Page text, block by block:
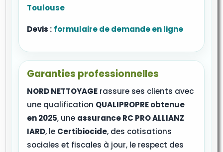
Toulouse
Devis : formulaire de demande en ligne
Garanties professionnelles
NORD NETTOYAGE rassure ses clients avec
une qualification QUALIPROPRE obtenue
en 2025, une assurance RC PRO ALLIANZ
IARD, le Certibiocide, des cotisations
sociales et fiscales à jour, le respect des